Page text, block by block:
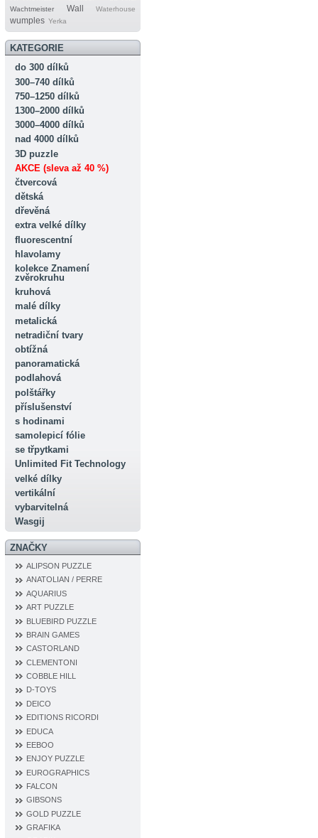
Wachtmeister
Wall Waterhouse
wumples Yerka
KATEGORIE
do 300 dílků
300–740 dílků
750–1250 dílků
1300–2000 dílků
3000–4000 dílků
nad 4000 dílků
3D puzzle
AKCE (sleva až 40 %)
čtvercová
dětská
dřevěná
extra velké dílky
fluorescentní
hlavolamy
kolekce Znamení
zvěrokruhu
kruhová
malé dílky
metalická
netradiční tvary
obtížná
panoramatická
podlahová
polštářky
příslušenství
s hodinami
samolepicí fólie
se třpytkami
Unlimited Fit Technology
velké dílky
vertikální
vybarvitelná
Wasgij
ZNAČKY
ALIPSON PUZZLE
ANATOLIAN / PERRE
AQUARIUS
ART PUZZLE
BLUEBIRD PUZZLE
BRAIN GAMES
CASTORLAND
CLEMENTONI
COBBLE HILL
D‐TOYS
DEICO
EDITIONS RICORDI
EDUCA
EEBOO
ENJOY PUZZLE
EUROGRAPHICS
FALCON
GIBSONS
GOLD PUZZLE
GRAFIKA